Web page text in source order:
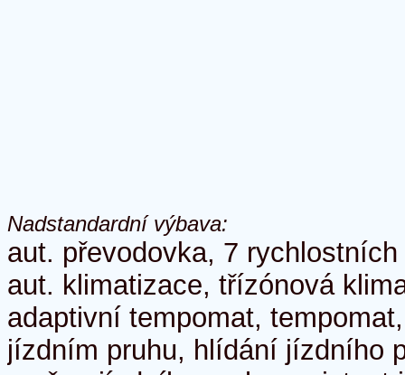
Nadstandardní výbava:
aut. převodovka, 7
aut. klimatizace, třízónová
adaptivní tempomat,
jízdním pruhu, hlídání jízdního